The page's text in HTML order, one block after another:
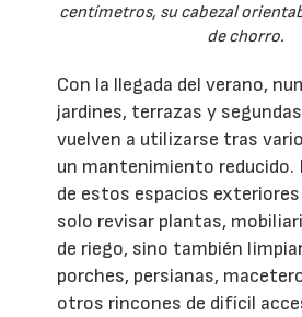
centímetros, su cabezal
de chorro.
Con la llegada del verano,
jardines, terrazas y
vuelven a utilizarse tras
un mantenimiento reducido.
de estos espacios exteriores
solo revisar plantas,
de riego, sino también
porches, persianas,
otros rincones de difícil